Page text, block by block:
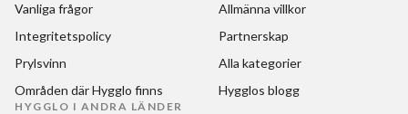
Vanliga frågor
Allmänna villkor
Integritetspolicy
Partnerskap
Prylsvinn
Alla kategorier
Områden där Hygglo finns
Hygglos blogg
HYGGLO I ANDRA LÄNDER